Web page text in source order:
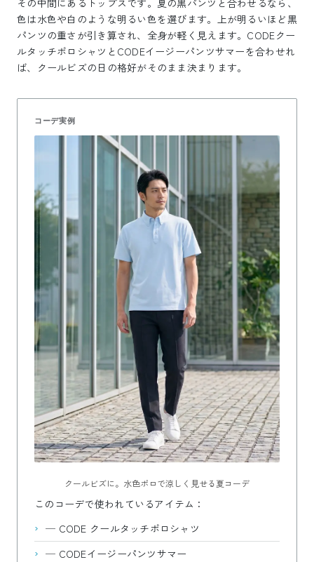
その中間にあるトップスです。夏の黒パンツと合わせるなら、
色は水色や白のような明るい色を選びます。上が明るいほど黒
パンツの重さが引き算され、全身が軽く見えます。CODEクー
ルタッチポロシャツとCODEイージーパンツサマーを合わせれ
ば、クールビズの日の格好がそのまま決まります。
コーデ実例
クールビズに。水色ポロで涼しく見せる夏コーデ
このコーデで使われているアイテム：
— CODE クールタッチポロシャツ
— CODEイージーパンツサマー